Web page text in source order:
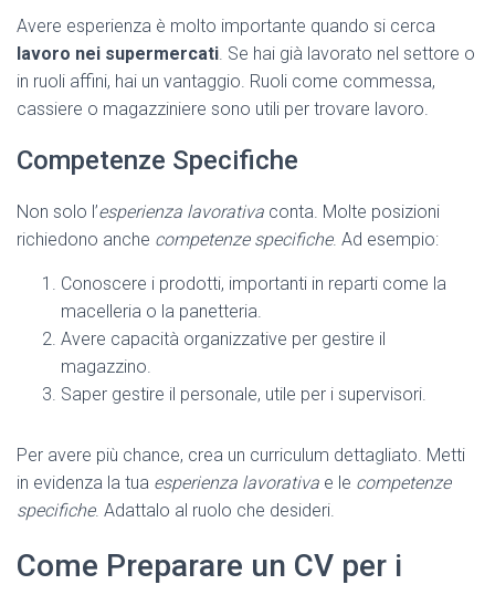
Avere esperienza è molto importante quando si cerca
lavoro nei supermercati. Se hai già lavorato nel settore o
in ruoli affini, hai un vantaggio. Ruoli come commessa,
cassiere o magazziniere sono utili per trovare lavoro.
Competenze Specifiche
Non solo l’esperienza lavorativa conta. Molte posizioni
richiedono anche competenze specifiche. Ad esempio:
Conoscere i prodotti, importanti in reparti come la
macelleria o la panetteria.
Avere capacità organizzative per gestire il
magazzino.
Saper gestire il personale, utile per i supervisori.
Per avere più chance, crea un curriculum dettagliato. Metti
in evidenza la tua esperienza lavorativa e le competenze
specifiche. Adattalo al ruolo che desideri.
Come Preparare un CV per i